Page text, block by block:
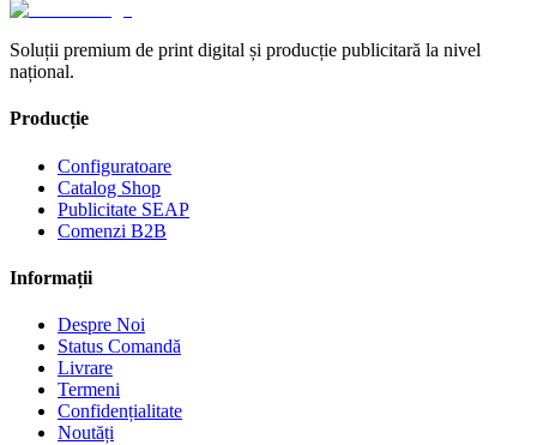
Soluții premium de print digital și producție publicitară la nivel
național.
Producție
Configuratoare
Catalog Shop
Publicitate SEAP
Comenzi B2B
Informații
Despre Noi
Status Comandă
Livrare
Termeni
Confidențialitate
Noutăți